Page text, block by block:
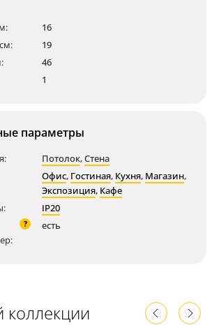
16
19
46
1
параметры
Потолок,Стена
Офис, Гостиная, Кухня, Магазин,
Экспозиция, Кафе
IP20
? есть
коллекции